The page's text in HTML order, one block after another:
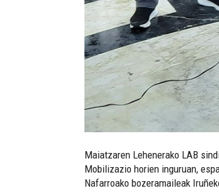
Maiatzaren Lehenerako LAB
Mobilizazio horien inguruan,
Nafarroako bozeramaileak